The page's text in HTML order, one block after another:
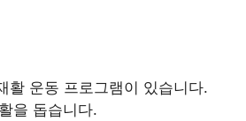
활 운동 프로그램이 있습니다.
을 돕습니다.